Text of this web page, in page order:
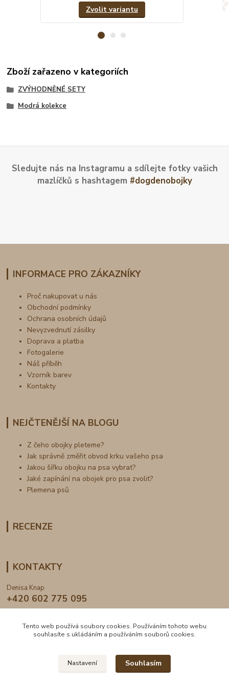
Zvolit variantu
Zboží zařazeno v kategoriích
ZVÝHODNĚNÉ SETY
Modrá kolekce
Sledujte nás na Instagramu a sdílejte fotky vašich
mazlíčků s hashtagem #dogdenobojky
INFORMACE PRO ZÁKAZNÍKY
Proč nakupovat u nás
Obchodní podmínky
Ochrana osobních údajů
Nevyzvednutí zásilky
Doprava a platba
Fotogalerie
Náš příběh
Vzorník barev
Kontakty
NEJČTENĚJŠÍ NA BLOGU
Z čeho obojky pleteme?
Jak správně změřit obvod krku vašeho psa
Jakou šířku obojku na psa vybrat?
Jaké zapínání na obojek pro psa zvolit?
Plemena psů
RECENZE
KONTAKTY
Denisa Knap
+420 602 775 095
Tento web používá soubory cookies. Používáním tohoto webu
souhlasíte s ukládáním a používáním souborů cookies.
Nastavení Souhlasím